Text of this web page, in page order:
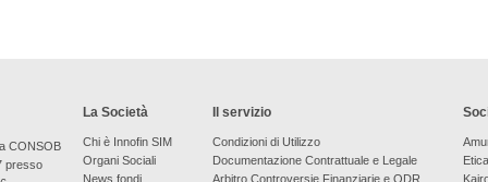
La Società
Chi è Innofin SIM
Organi Sociali
News fondi
Il servizio
Condizioni di Utilizzo
Documentazione Contrattuale e Legale
Arbitro Controversie Finanziarie e ODR
CONSOB
presso